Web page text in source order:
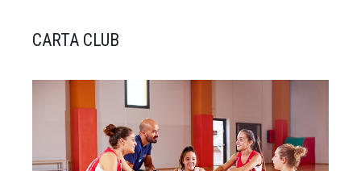
CARTA CLUB